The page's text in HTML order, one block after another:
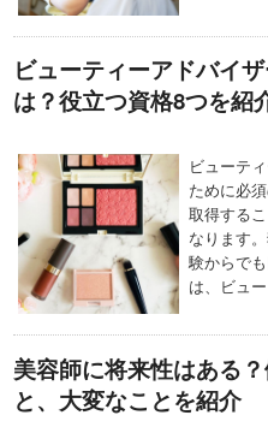
ビューティーアドバイ
は？役立つ資格8つを紹
ビューテ
ために必
取得する
なります
験からで
は、ビュ
美容師に将来性はある
と、大変なことを紹介